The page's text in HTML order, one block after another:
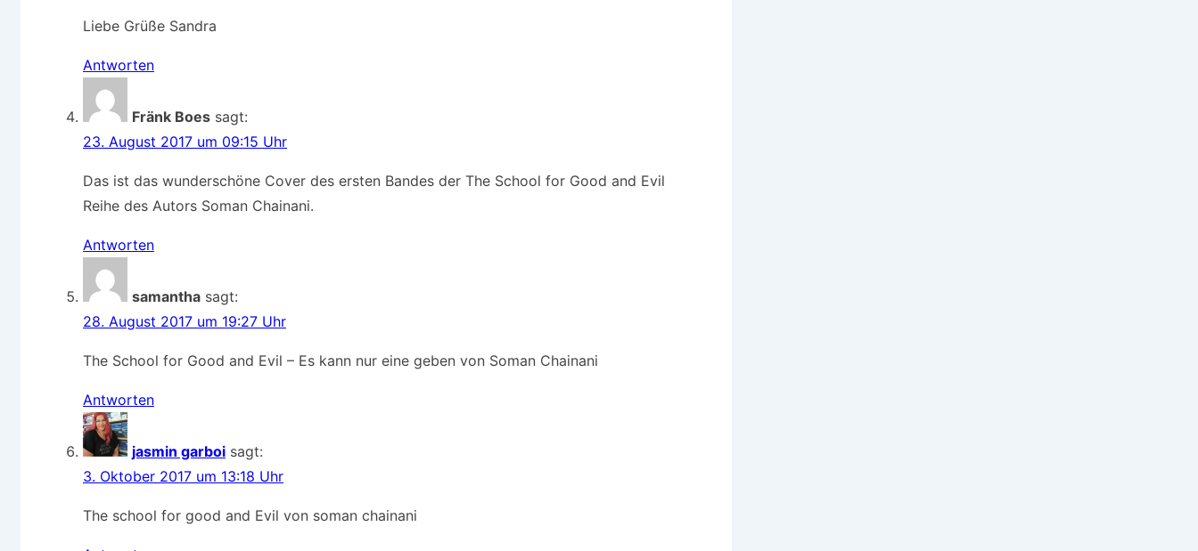
Liebe Grüße Sandra
Antworten
Fränk Boes sagt:
23. August 2017 um 09:15 Uhr
Das ist das wunderschöne Cover des ersten Bandes der The School for Good and Evil
Reihe des Autors Soman Chainani.
Antworten
samantha sagt:
28. August 2017 um 19:27 Uhr
The School for Good and Evil – Es kann nur eine geben von Soman Chainani
Antworten
jasmin garboi sagt:
3. Oktober 2017 um 13:18 Uhr
The school for good and Evil von soman chainani